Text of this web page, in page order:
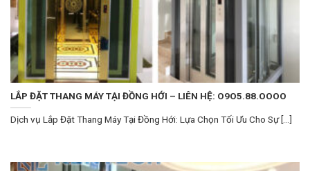
LẮP ĐẶT THANG MÁY TẠI ĐỒNG HỚI – LIÊN HỆ: O9O5.88.OOOO
Dịch vụ Lắp Đặt Thang Máy Tại Đồng Hới: Lựa Chọn Tối Ưu Cho Sự [...]